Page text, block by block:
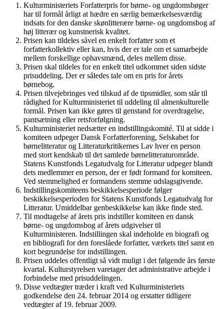
Kulturministeriets Forfatterpris for børne- og ungdomsbøger
har til formål årligt at hædre en særlig bemærkelsesværdig
indsats for den danske skønlitterære børne- og ungdomsbog af
høj litterær og kunstnerisk kvalitet.
Prisen kan tildeles såvel en enkelt forfatter som et
forfatterkollektiv eller kan, hvis der er tale om et samarbejde
mellem forskellige ophavsmænd, deles mellem disse.
Prisen skal tildeles for en enkelt titel udkommet siden sidste
prisuddeling. Der er således tale om en pris for årets
børnebog.
Prisen tilvejebringes ved tilskud af de tipsmidler, som står til
rådighed for Kulturministeriet til uddeling til almenkulturelle
formål. Prisen kan ikke gøres til genstand for overdragelse,
pantsætning eller retsforfølgning.
Kulturministeriet nedsætter en indstillingskomité. Til at sidde i
komiteen udpeger Dansk Forfatterforening, Selskabet for
børnelitteratur og Litteraturkritikernes Lav hver en person
med stort kendskab til det samlede børnelitteraturområde.
Statens Kunstfonds Legatudvalg for Litteratur udpeger blandt
dets medlemmer en person, der er født formand for komiteen.
Ved stemmelighed er formandens stemme udslagsgivende.
Indstillingskomiteens beskikkelsesperiode følger
beskikkelsesperioden for Statens Kunstfonds Legatudvalg for
Litteratur. Umiddelbar genbeskikkelse kan ikke finde sted.
Til modtagelse af årets pris indstiller komiteen en dansk
børne- og ungdomsbog af årets udgivelser til
Kulturministeren. Indstillingen skal indeholde en biografi og
en bibliografi for den foreslåede forfatter, værkets titel samt en
kort begrundelse for indstillingen.
Prisen uddeles offentligt så vidt muligt i det følgende års første
kvartal. Kulturstyrelsen varetager det administrative arbejde i
forbindelse med prisuddelingen.
Disse vedtægter træder i kraft ved Kulturministeriets
godkendelse den 24. februar 2014 og erstatter tidligere
vedtægter af 19. februar 2009.